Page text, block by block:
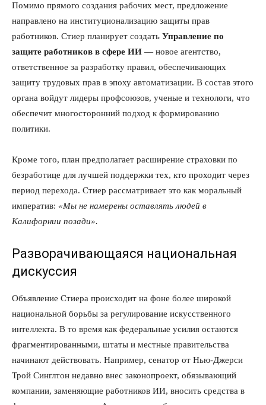
Помимо прямого создания рабочих мест, предложение
направлено на институционализацию защиты прав
работников. Стиер планирует создать Управление по
защите работников в сфере ИИ — новое агентство,
ответственное за разработку правил, обеспечивающих
защиту трудовых прав в эпоху автоматизации. В состав этого
органа войдут лидеры профсоюзов, ученые и технологи, что
обеспечит многосторонний подход к формированию
политики.
Кроме того, план предполагает расширение страховки по
безработице для лучшей поддержки тех, кто проходит через
период перехода. Стиер рассматривает это как моральный
императив: «Мы не намерены оставлять людей в
Калифорнии позади».
Разворачивающаяся национальная
дискуссия
Объявление Стиера происходит на фоне более широкой
национальной борьбы за регулирование искусственного
интеллекта. В то время как федеральные усилия остаются
фрагментированными, штаты и местные правительства
начинают действовать. Например, сенатор от Нью-Джерси
Трой Синглтон недавно внес законопроект, обязывающий
компании, заменяющие работников ИИ, вносить средства в